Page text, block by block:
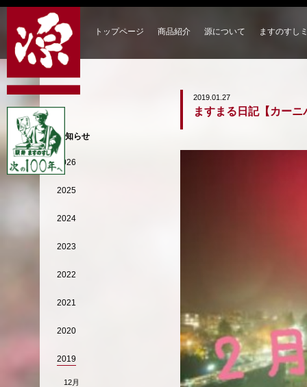
トップページ 商品紹介 源について ますのすし
2019.01.27
ますまる日記【カーニ
お知らせ
2026
2025
2024
2023
2022
2021
2020
2019
12月